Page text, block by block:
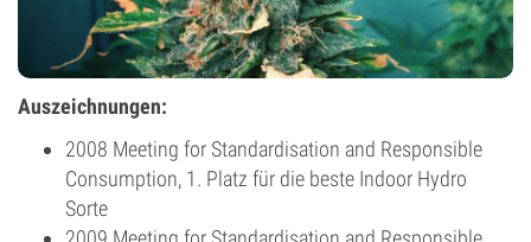
Auszeichnungen:
2008 Meeting for Standardisation and Responsible
Consumption, 1. Platz für die beste Indoor Hydro
Sorte